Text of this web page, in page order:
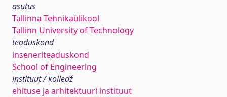
asutus
Tallinna Tehnikaülikool
Tallinn University of Technology
teaduskond
inseneriteaduskond
School of Engineering
instituut / kolledž
ehituse ja arhitektuuri instituut